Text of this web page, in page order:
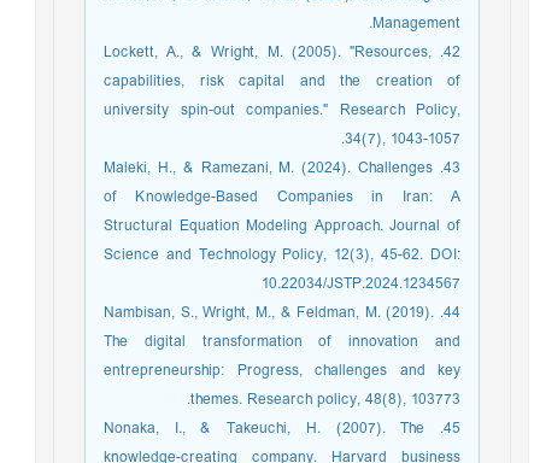
Management.
42. Lockett, A., & Wright, M. (2005). "Resources,
capabilities, risk capital and the creation of
university spin-out companies." Research Policy,
34(7), 1043-1057.
43. Maleki, H., & Ramezani, M. (2024). Challenges
of Knowledge-Based Companies in Iran: A
Structural Equation Modeling Approach. Journal of
Science and Technology Policy, 12(3), 45-62. DOI:
10.22034/JSTP.2024.1234567
44. Nambisan, S., Wright, M., & Feldman, M. (2019).
The digital transformation of innovation and
entrepreneurship: Progress, challenges and key
themes. Research policy, 48(8), 103773.‏
45. Nonaka, I., & Takeuchi, H. (2007). The